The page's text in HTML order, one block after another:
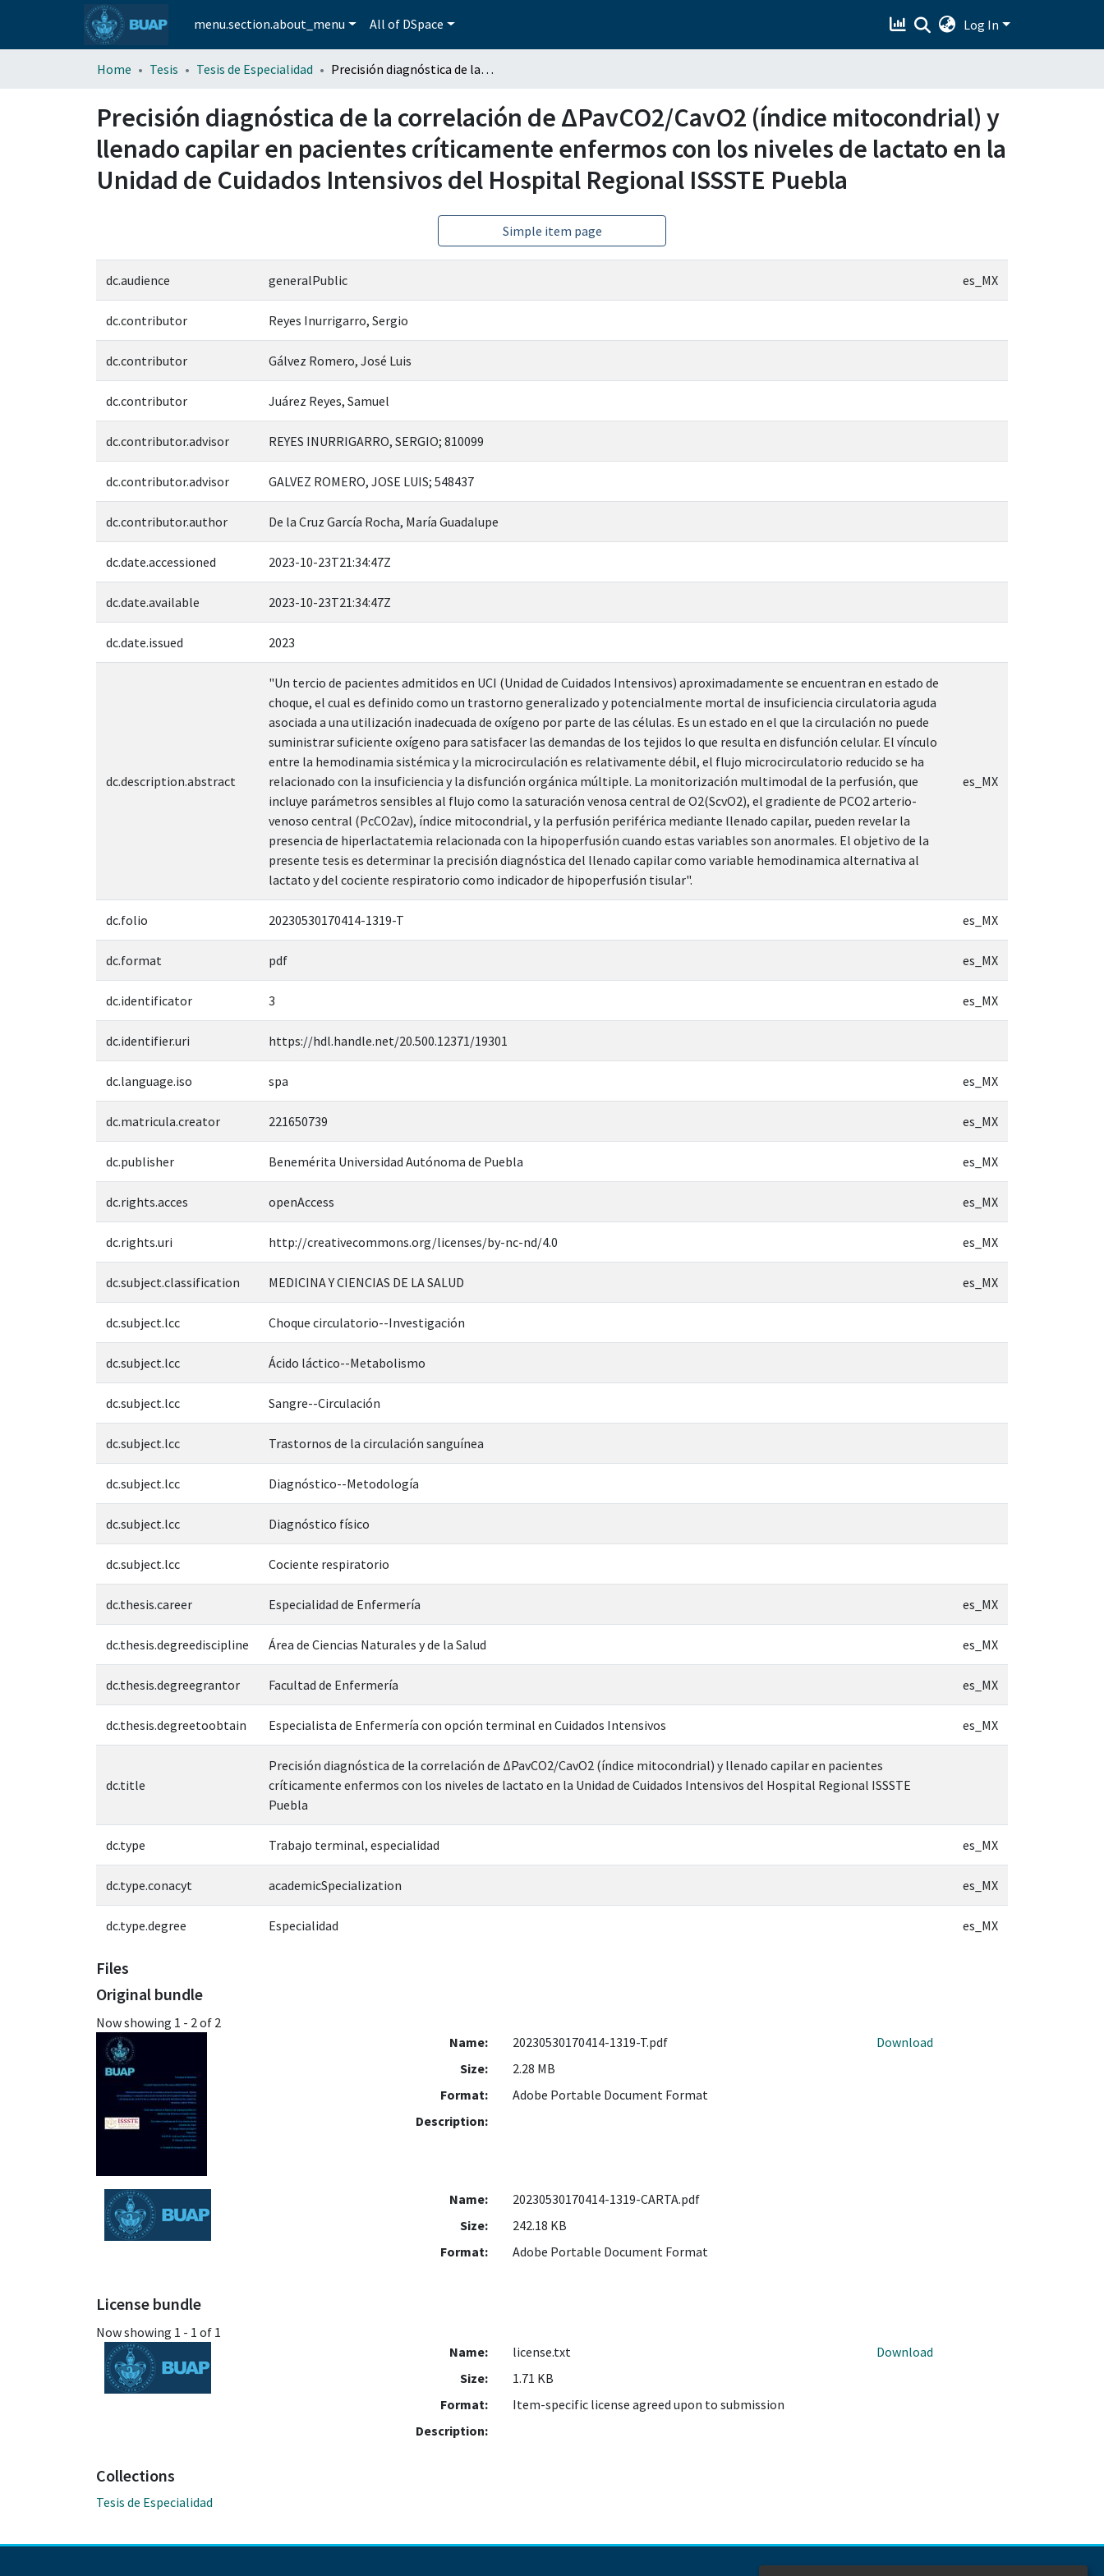
menu.section.about_menu All of DSpace Log In
Home Tesis Tesis de Especialidad Precisión diagnóstica de la correlación de ΔPavCO2/CavO2 (índice mitocondrial) y llenado capilar en pacientes críticamente enfermos con los niveles de lactato en la Unidad de Cuidados Intensivos del Hospital Regional ISSSTE Puebla
Precisión diagnóstica de la correlación de ΔPavCO2/CavO2 (índice mitocondrial) y
llenado capilar en pacientes críticamente enfermos con los niveles de lactato en la
Unidad de Cuidados Intensivos del Hospital Regional ISSSTE Puebla
Simple item page
dc.audience generalPublic es_MX
dc.contributor Reyes Inurrigarro, Sergio
dc.contributor Gálvez Romero, José Luis
dc.contributor Juárez Reyes, Samuel
dc.contributor.advisor REYES INURRIGARRO, SERGIO; 810099
dc.contributor.advisor GALVEZ ROMERO, JOSE LUIS; 548437
dc.contributor.author De la Cruz García Rocha, María Guadalupe
dc.date.accessioned 2023-10-23T21:34:47Z
dc.date.available 2023-10-23T21:34:47Z
dc.date.issued 2023
dc.description.abstract
"Un tercio de pacientes admitidos en UCI (Unidad de Cuidados Intensivos) aproximadamente se encuentran en estado de
choque, el cual es definido como un trastorno generalizado y potencialmente mortal de insuficiencia circulatoria aguda
asociada a una utilización inadecuada de oxígeno por parte de las células. Es un estado en el que la circulación no puede
suministrar suficiente oxígeno para satisfacer las demandas de los tejidos lo que resulta en disfunción celular. El vínculo
entre la hemodinamia sistémica y la microcirculación es relativamente débil, el flujo microcirculatorio reducido se ha
relacionado con la insuficiencia y la disfunción orgánica múltiple. La monitorización multimodal de la perfusión, que
incluye parámetros sensibles al flujo como la saturación venosa central de O2(ScvO2), el gradiente de PCO2 arterio-
venoso central (PcCO2av), índice mitocondrial, y la perfusión periférica mediante llenado capilar, pueden revelar la
presencia de hiperlactatemia relacionada con la hipoperfusión cuando estas variables son anormales. El objetivo de la
presente tesis es determinar la precisión diagnóstica del llenado capilar como variable hemodinamica alternativa al
lactato y del cociente respiratorio como indicador de hipoperfusión tisular".
es_MX
dc.folio 20230530170414-1319-T es_MX
dc.format pdf es_MX
dc.identificator 3 es_MX
dc.identifier.uri https://hdl.handle.net/20.500.12371/19301
dc.language.iso spa es_MX
dc.matricula.creator 221650739 es_MX
dc.publisher Benemérita Universidad Autónoma de Puebla es_MX
dc.rights.acces openAccess es_MX
dc.rights.uri http://creativecommons.org/licenses/by-nc-nd/4.0 es_MX
dc.subject.classification MEDICINA Y CIENCIAS DE LA SALUD es_MX
dc.subject.lcc Choque circulatorio--Investigación
dc.subject.lcc Ácido láctico--Metabolismo
dc.subject.lcc Sangre--Circulación
dc.subject.lcc Trastornos de la circulación sanguínea
dc.subject.lcc Diagnóstico--Metodología
dc.subject.lcc Diagnóstico físico
dc.subject.lcc Cociente respiratorio
dc.thesis.career Especialidad de Enfermería es_MX
dc.thesis.degreediscipline Área de Ciencias Naturales y de la Salud es_MX
dc.thesis.degreegrantor Facultad de Enfermería es_MX
dc.thesis.degreetoobtain Especialista de Enfermería con opción terminal en Cuidados Intensivos es_MX
dc.title
Precisión diagnóstica de la correlación de ΔPavCO2/CavO2 (índice mitocondrial) y llenado capilar en pacientes
críticamente enfermos con los niveles de lactato en la Unidad de Cuidados Intensivos del Hospital Regional ISSSTE
Puebla
dc.type Trabajo terminal, especialidad es_MX
dc.type.conacyt academicSpecialization es_MX
dc.type.degree Especialidad es_MX
Files
Original bundle
Now showing 1 - 2 of 2
Name:
20230530170414-1319-T.pdf
Size:
2.28 MB
Format:
Adobe Portable Document Format
Description:
Download
Name:
20230530170414-1319-CARTA.pdf
Size:
242.18 KB
Format:
Adobe Portable Document Format
License bundle
Now showing 1 - 1 of 1
Name:
license.txt
Size:
1.71 KB
Format:
Item-specific license agreed upon to submission
Description:
Download
Collections
Tesis de Especialidad